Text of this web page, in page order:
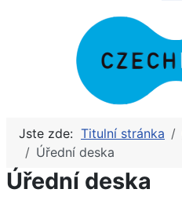
Jste zde: Titulní stránka
Úřední deska
Úřední deska